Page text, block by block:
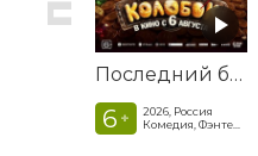
Последний богатырь. Колобок
6 +
2026, Россия
Комедия, Фэнтези, Приключения